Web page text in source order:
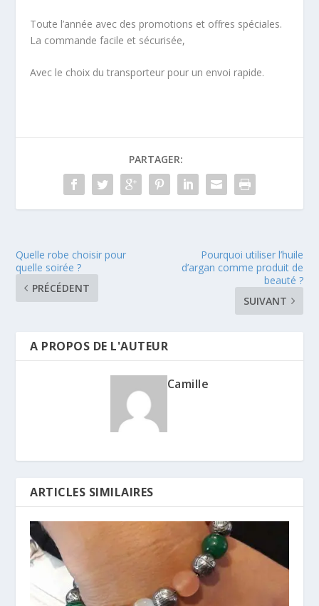
Toute l’année avec des promotions et offres spéciales.
La commande facile et sécurisée,
Avec le choix du transporteur pour un envoi rapide.
PARTAGER:
Quelle robe choisir pour
quelle soirée ?
PRÉCÉDENT
Pourquoi utiliser l’huile
d’argan comme produit de
beauté ?
SUIVANT
A PROPOS DE L'AUTEUR
Camille
ARTICLES SIMILAIRES